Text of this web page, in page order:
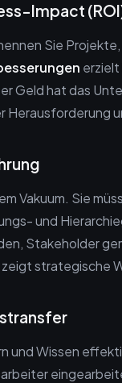
Impact
Sie
erzielt
Geld hat das
Herausforderung
Vakuum. Sie
und
Stakeholder
strategische
und Wissen